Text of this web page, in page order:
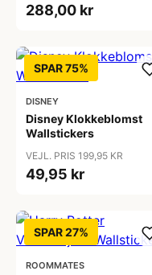
288,00 kr
SPAR 75%
DISNEY
Disney Klokkeblomst
Wallstickers
VEJL. PRIS 199,95 KR
49,95 kr
SPAR 27%
ROOMMATES